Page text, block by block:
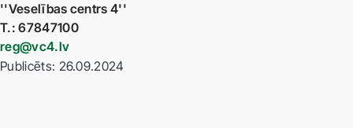
''Veselības centrs 4''
T.: 67847100
reg@vc4.lv
Publicēts: 26.09.2024